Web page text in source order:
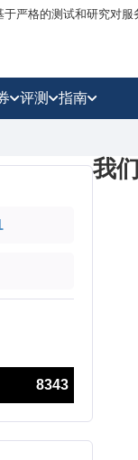
于严格的测试和研究对服
评测 指南
8343
我